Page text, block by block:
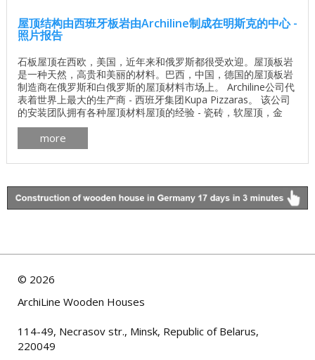
屋顶结构由西班牙板岩由Archiline制成在明斯克的中心 -
照片报告
石板屋顶在西欧，美国，近年来和俄罗斯都很受欢迎。屋顶板岩
是一种天然，高贵和美丽的材料。巴西，中国，德国的屋顶板岩
制造商在俄罗斯和白俄罗斯的屋顶材料市场上。 Archiline公司代
表着世界上最大的生产商 - 西班牙集团Kupa Pizzaras。 该公司
的安装团队拥有各种屋顶材料屋顶的经验 - 瓷砖，软屋顶，金
属，芦苇，板岩。即使在西班牙，我们的木屋也安装了石板屋
顶。 在本文中，我们提供了一份关于页岩屋顶工作的照片报告，
该报告由我公司于2012年秋季在白俄罗斯进行。 ...
more
© 2026
ArchiLine Wooden Houses
114-49, Necrasov str., Minsk, Republic of Belarus,
220049